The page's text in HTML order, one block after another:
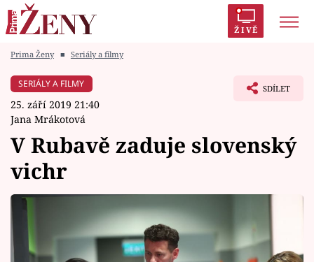
ŽIVĚ
Módní alarm
Témata
Celebrity
Vztahy
Prima Ženy ■ Seriály a filmy
SERIÁLY A FILMY
25. září 2019 21:40
Jana Mrákotová
SDÍLET
V Rubavě zaduje slovenský
vichr